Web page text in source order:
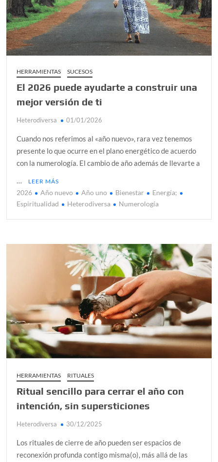
alcanzar
Día de Independencia 2026: de Patria Boba a Colombia
polarizada
¿Podemos comunicarnos con seres de otros planos o
Salud mental digital: cómo frenar la ansiedad que
generan las redes sociales
¿Cómo descubrir esa conexión energética de la sexualidad
sagrada?
HERRAMIENTAS SUCESOS
El 2026 puede ayudarte a construir una
mejor versión de ti
Heterodiversa 01/01/2026
Cuando nos referimos al «año nuevo», rara vez tenemos
presente lo que ocurre en el plano energético de acuerdo
con la numerología. El cambio de año además de llevarte a
…
LEER MÁS
2026 Año nuevo Año uno Bienestar
Energía;
Espiritualidad
Heterodiversa Numerología
HERRAMIENTAS RITUALES
Ritual sencillo para cerrar el año con
intención, sin supersticiones
Heterodiversa 30/12/2025
Los rituales de cierre de año pueden ser espacios de
reconexión profunda contigo misma(o), más allá de las